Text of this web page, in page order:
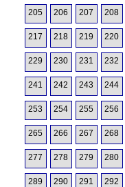
205 206 207 208
217 218 219 220
229 230 231 232
241 242 243 244
253 254 255 256
265 266 267 268
277 278 279 280
289 290 291 292